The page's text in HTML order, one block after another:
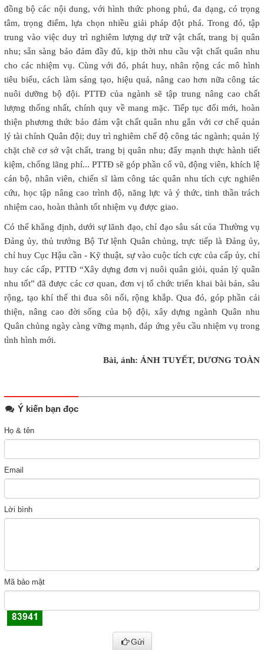
đồng bộ các nội dung, với hình thức phong phú, đa dạng, có trọng
tâm, trọng điểm, lựa chọn nhiều giải pháp đột phá. Trong đó, tập
trung vào việc duy trì nghiêm lượng dự trữ vật chất, trang bị quân
nhu; sẵn sàng bảo đảm đầy đủ, kịp thời nhu cầu vật chất quân nhu
cho các nhiệm vụ. Cùng với đó, phát huy, nhân rộng các mô hình
tiêu biểu, cách làm sáng tạo, hiệu quả, nâng cao hơn nữa công tác
nuôi dưỡng bộ đội. PTTĐ của ngành sẽ tập trung nâng cao chất
lượng thống nhất, chính quy về mang mặc. Tiếp tục đổi mới, hoàn
thiện phương thức bảo đảm vật chất quân nhu gắn với cơ chế quản
lý tài chính Quân đội; duy trì nghiêm chế độ công tác ngành; quản lý
chặt chẽ cơ sở vật chất, trang bị quân nhu; đẩy mạnh thực hành tiết
kiệm, chống lãng phí... PTTĐ sẽ góp phần cổ vũ, động viên, khích lệ
cán bộ, nhân viên, chiến sĩ làm công tác quân nhu tích cực nghiên
cứu, học tập nâng cao trình độ, năng lực và ý thức, tinh thần trách
nhiệm cao, hoàn thành tốt nhiệm vụ được giao.
Có thể khẳng định, dưới sự lãnh đạo, chỉ đạo sâu sát của Thường vụ
Đảng ủy, thủ trưởng Bộ Tư lệnh Quân chủng, trực tiếp là Đảng ủy,
chỉ huy Cục Hậu cần - Kỹ thuật, sự vào cuộc tích cực của cấp ủy, chỉ
huy các cấp, PTTĐ “Xây dựng đơn vị nuôi quân giỏi, quản lý quân
nhu tốt” đã được các cơ quan, đơn vị tổ chức triển khai bài bản, sâu
rộng, tạo khí thế thi đua sôi nổi, rộng khắp. Qua đó, góp phần cải
thiện, nâng cao đời sống của bộ đội, xây dựng ngành Quân nhu
Quân chủng ngày càng vững mạnh, đáp ứng yêu cầu nhiệm vụ trong
tình hình mới.
Bài, ảnh: ÁNH TUYẾT, DƯƠNG TOÀN
Ý kiến bạn đọc
Họ & tên
Email
Lời bình
Mã bảo mật
Gửi